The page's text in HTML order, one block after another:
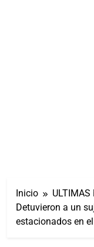
Inicio
ULTIMAS
Detuvieron a un
estacionados en